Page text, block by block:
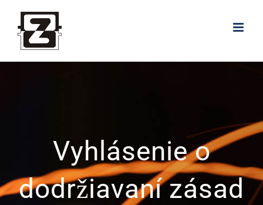
content
Vyhlásenie o
dodržiavaní zásad